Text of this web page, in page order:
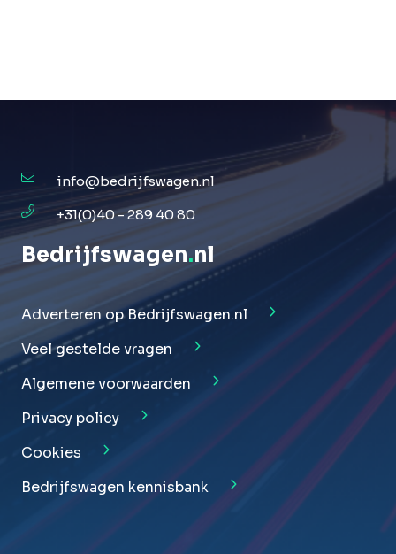
info@bedrijfswagen.nl
+31(0)40 - 289 40 80
Bedrijfswagen.nl
Adverteren op Bedrijfswagen.nl
Veel gestelde vragen
Algemene voorwaarden
Privacy policy
Cookies
Bedrijfswagen kennisbank